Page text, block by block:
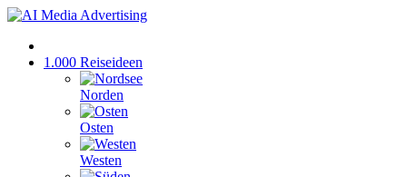
1.000 Reiseideen
Norden
Osten
Westen